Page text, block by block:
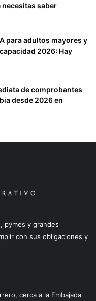
saber
para adultos mayores y
2026: Hay
de comprobantes
desde 2026 en
pymes y grandes
con sus obligaciones y
cerca a la Embajada